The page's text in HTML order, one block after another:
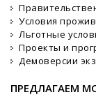
Условия
Льготные
Проекты и
Демоверсии
ПРЕДЛАГАЕМ